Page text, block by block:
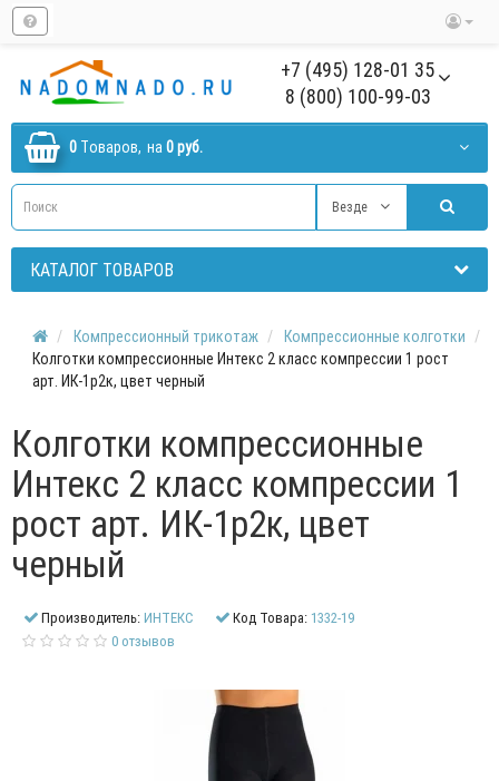
+7 (495) 128-01 35
8 (800) 100-99-03
0 Tоваров, на 0 руб.
Везде
КАТАЛОГ ТОВАРОВ
Компрессионный трикотаж
Компрессионные колготки
Колготки компрессионные Интекс 2 класс компрессии 1 рост
арт. ИК-1р2к, цвет черный
Колготки компрессионные
Интекс 2 класс компрессии 1
рост арт. ИК-1р2к, цвет
черный
Производитель:ИНТЕКС Код Товара: 1332-19
0 отзывов